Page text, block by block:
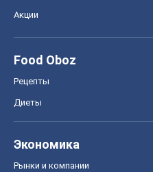
Акции
Food Oboz
Рецепты
Диеты
Экономика
Рынки и компании